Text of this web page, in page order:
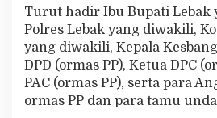
Turut hadir Ibu Bupati Lebak
Polres Lebak yang diwakili,
yang diwakili, Kepala
DPD (ormas PP), Ketua DPC
PAC (ormas PP), serta para
ormas PP dan para tamu